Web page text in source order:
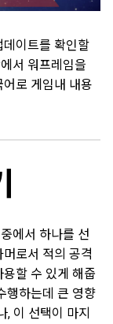
데이트를 확인할
서 워프레임을
로 게임내 내용
에서 하나를 선
로서 적의 공격
할 수 있게 해줍
행하는데 큰 영향
이 선택이 마지